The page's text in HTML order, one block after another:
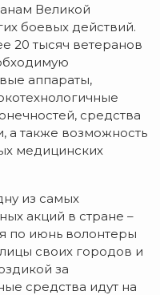
Великой
боевых действий.
20 тысяч ветеранов
аппараты,
средства
а также возможность
медицинских
из самых
акций в стране –
по июнь волонтеры
своих городов и
за
средства идут на